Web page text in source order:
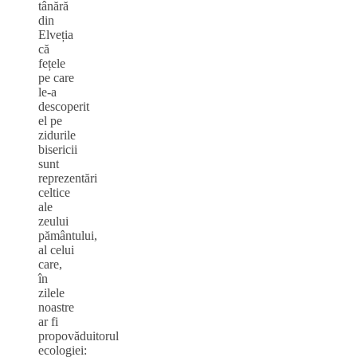
tânără
din
Elveția
că
fețele
pe care
le-a
descoperit
el pe
zidurile
bisericii
sunt
reprezentări
celtice
ale
zeului
pământului,
al celui
care,
în
zilele
noastre
ar fi
propovăduitorul
ecologiei: